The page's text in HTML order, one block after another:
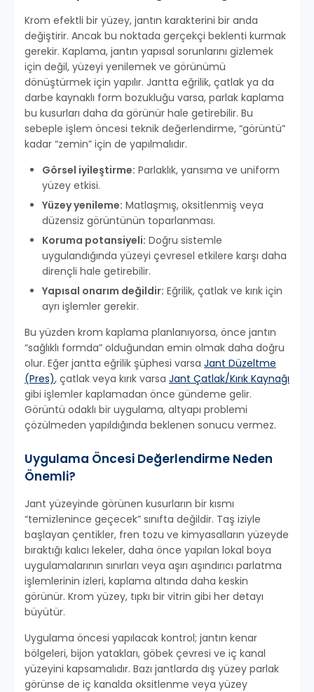
Krom efektli bir yüzey, jantın karakterini bir anda
değiştirir. Ancak bu noktada gerçekçi beklenti kurmak
gerekir. Kaplama, jantın yapısal sorunlarını gizlemek
için değil, yüzeyi yenilemek ve görünümü
dönüştürmek için yapılır. Jantta eğrilik, çatlak ya da
darbe kaynaklı form bozukluğu varsa, parlak kaplama
bu kusurları daha da görünür hale getirebilir. Bu
sebeple işlem öncesi teknik değerlendirme, “görüntü”
kadar “zemin” için de yapılmalıdır.
Görsel iyileştirme: Parlaklık, yansıma ve uniform
yüzey etkisi.
Yüzey yenileme: Matlaşmış, oksitlenmiş veya
düzensiz görüntünün toparlanması.
Koruma potansiyeli: Doğru sistemle
uygulandığında yüzeyi çevresel etkilere karşı daha
dirençli hale getirebilir.
Yapısal onarım değildir: Eğrilik, çatlak ve kırık için
ayrı işlemler gerekir.
Bu yüzden krom kaplama planlanıyorsa, önce jantın
“sağlıklı formda” olduğundan emin olmak daha doğru
olur. Eğer jantta eğrilik şüphesi varsa Jant Düzeltme
(Pres), çatlak veya kırık varsa Jant Çatlak/Kırık Kaynağı
gibi işlemler kaplamadan önce gündeme gelir.
Görüntü odaklı bir uygulama, altyapı problemi
çözülmeden yapıldığında beklenen sonucu vermez.
Uygulama Öncesi Değerlendirme Neden
Önemli?
Jant yüzeyinde görünen kusurların bir kısmı
“temizlenince geçecek” sınıfta değildir. Taş iziyle
başlayan çentikler, fren tozu ve kimyasalların yüzeyde
bıraktığı kalıcı lekeler, daha önce yapılan lokal boya
uygulamalarının sınırları veya aşırı aşındırıcı parlatma
işlemlerinin izleri, kaplama altında daha keskin
görünür. Krom yüzey, tıpkı bir vitrin gibi her detayı
büyütür.
Uygulama öncesi yapılacak kontrol; jantın kenar
bölgeleri, bijon yatakları, göbek çevresi ve iç kanal
yüzeyini kapsamalıdır. Bazı jantlarda dış yüzey parlak
görünse de iç kanalda oksitlenme veya yüzey